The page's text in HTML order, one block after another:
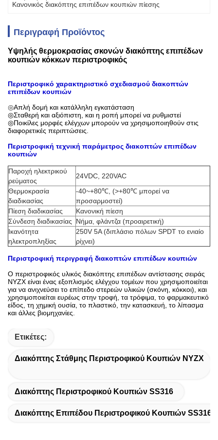
Κανονικός διακόπτης επιπέδων κουπιών πίεσης
Περιγραφή Προϊόντος
Υψηλής θερμοκρασίας σκονών διακόπτης επιπέδων
κουπιών κόκκων περιστροφικός
Περιστροφικό χαρακτηριστικό σχεδιασμού διακοπτών
επιπέδων κουπιών
◎Απλή δομή και κατάλληλη εγκατάσταση
◎Σταθερή και αξιόπιστη, και η ροπή μπορεί να ρυθμιστεί
◎Ποικίλες μορφές ελέγχων μπορούν να χρησιμοποιηθούν στις
διαφορετικές περιπτώσεις.
Περιστροφική τεχνική παράμετρος διακοπτών επιπέδων
κουπιών
Παροχή ηλεκτρικού
ρεύματος
24VDC, 220VAC
Θερμοκρασία
διαδικασίας
-40~+80℃, (>+80℃ μπορεί να
προσαρμοστεί)
Πίεση διαδικασίας
Κανονική πίεση
Σύνδεση διαδικασίας
Νήμα, φλάντζα (προαιρετική)
Ικανότητα
ηλεκτροπληξίας
250V 5A (διπλάσιο πόλων SPDT το ενιαίο
ρίχνει)
Περιστροφική περιγραφή διακοπτών επιπέδων κουπιών
Ο περιστροφικός υλικός διακόπτης επιπέδων αντίστασης σειράς
NYZX είναι ένας εξοπλισμός ελέγχου τομέων που χρησιμοποιείται
για να ανιχνεύσει το επίπεδο στερεών υλικών (σκόνη, κόκκοι), και
χρησιμοποιείται ευρέως στην τροφή, τα τρόφιμα, το φαρμακευτικό
είδος, τη χημική ουσία, το πλαστικό, την κατασκευή, το λίπασμα
και άλλες βιομηχανίες.
Ετικέτες:
Διακόπτης Στάθμης Περιστροφικού Κουπιών NYZX
Διακόπτης Περιστροφικού Κουπιών SS316
Διακόπτης Επιπέδου Περιστροφικού Κουπιών SS316